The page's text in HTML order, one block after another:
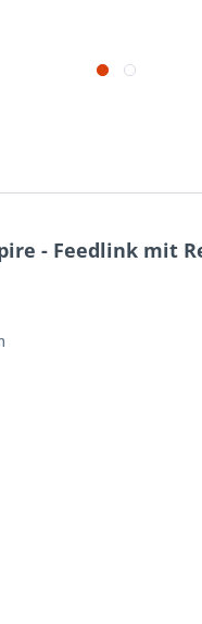
- Feedlink mit